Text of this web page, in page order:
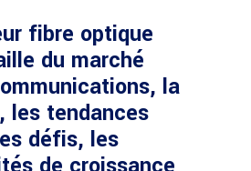
fibre optique
du marché
la
les tendances
défis, les